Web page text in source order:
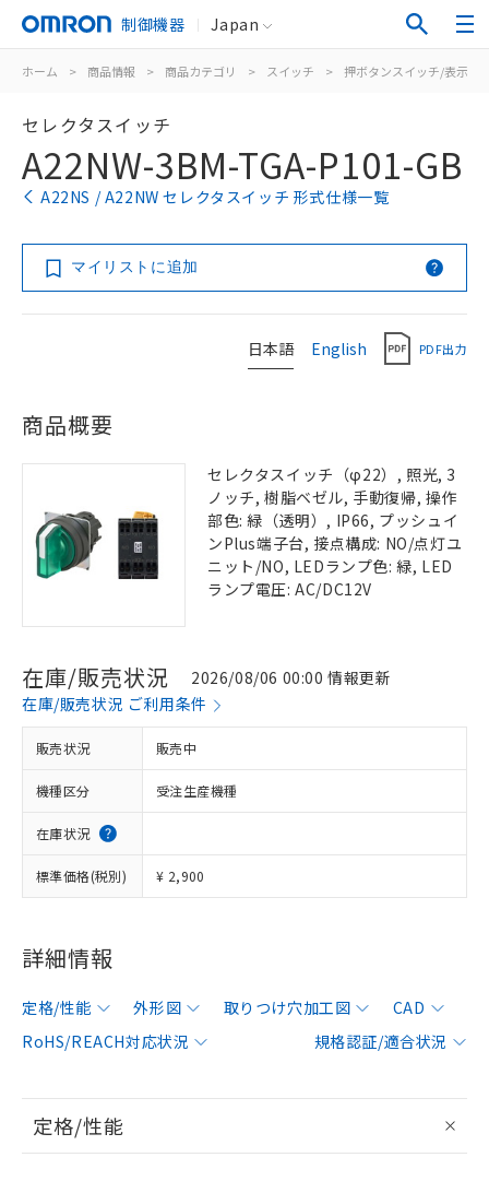
制御機器 Japan
ホーム > 商品情報 > 商品カテゴリ > スイッチ > 押ボタンスイッチ/表示灯
セレクタスイッチ
A22NW-3BM-TGA-P101-GB
A22NS / A22NW セレクタスイッチ 形式仕様一覧
マイリストに追加
日本語 English PDF出力
商品概要
セレクタスイッチ（φ22）, 照光, 3
ノッチ, 樹脂ベゼル, 手動復帰, 操作
部色: 緑（透明）, IP66, プッシュイ
ンPlus端子台, 接点構成: NO/点灯ユ
ニット/NO, LEDランプ色: 緑, LED
ランプ電圧: AC/DC12V
在庫/販売状況
2026/08/06 00:00 情報更新
在庫/販売状況 ご利用条件
販売状況 販売中
機種区分 受注生産機種
在庫状況
標準価格(税別) ¥ 2,900
詳細情報
定格/性能 外形図 取りつけ穴加工図
CAD
RoHS/REACH対応状況
規格認証/適合状況
定格/性能